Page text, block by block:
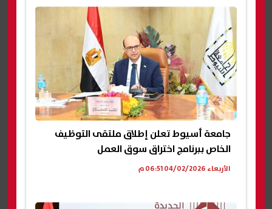
جامعة أسيوط تعلن إطلاق ملتقى التوظيف
الخاص ببرنامج اختراق سوق العمل
الأربعاء 04/02/2026 06:51 م